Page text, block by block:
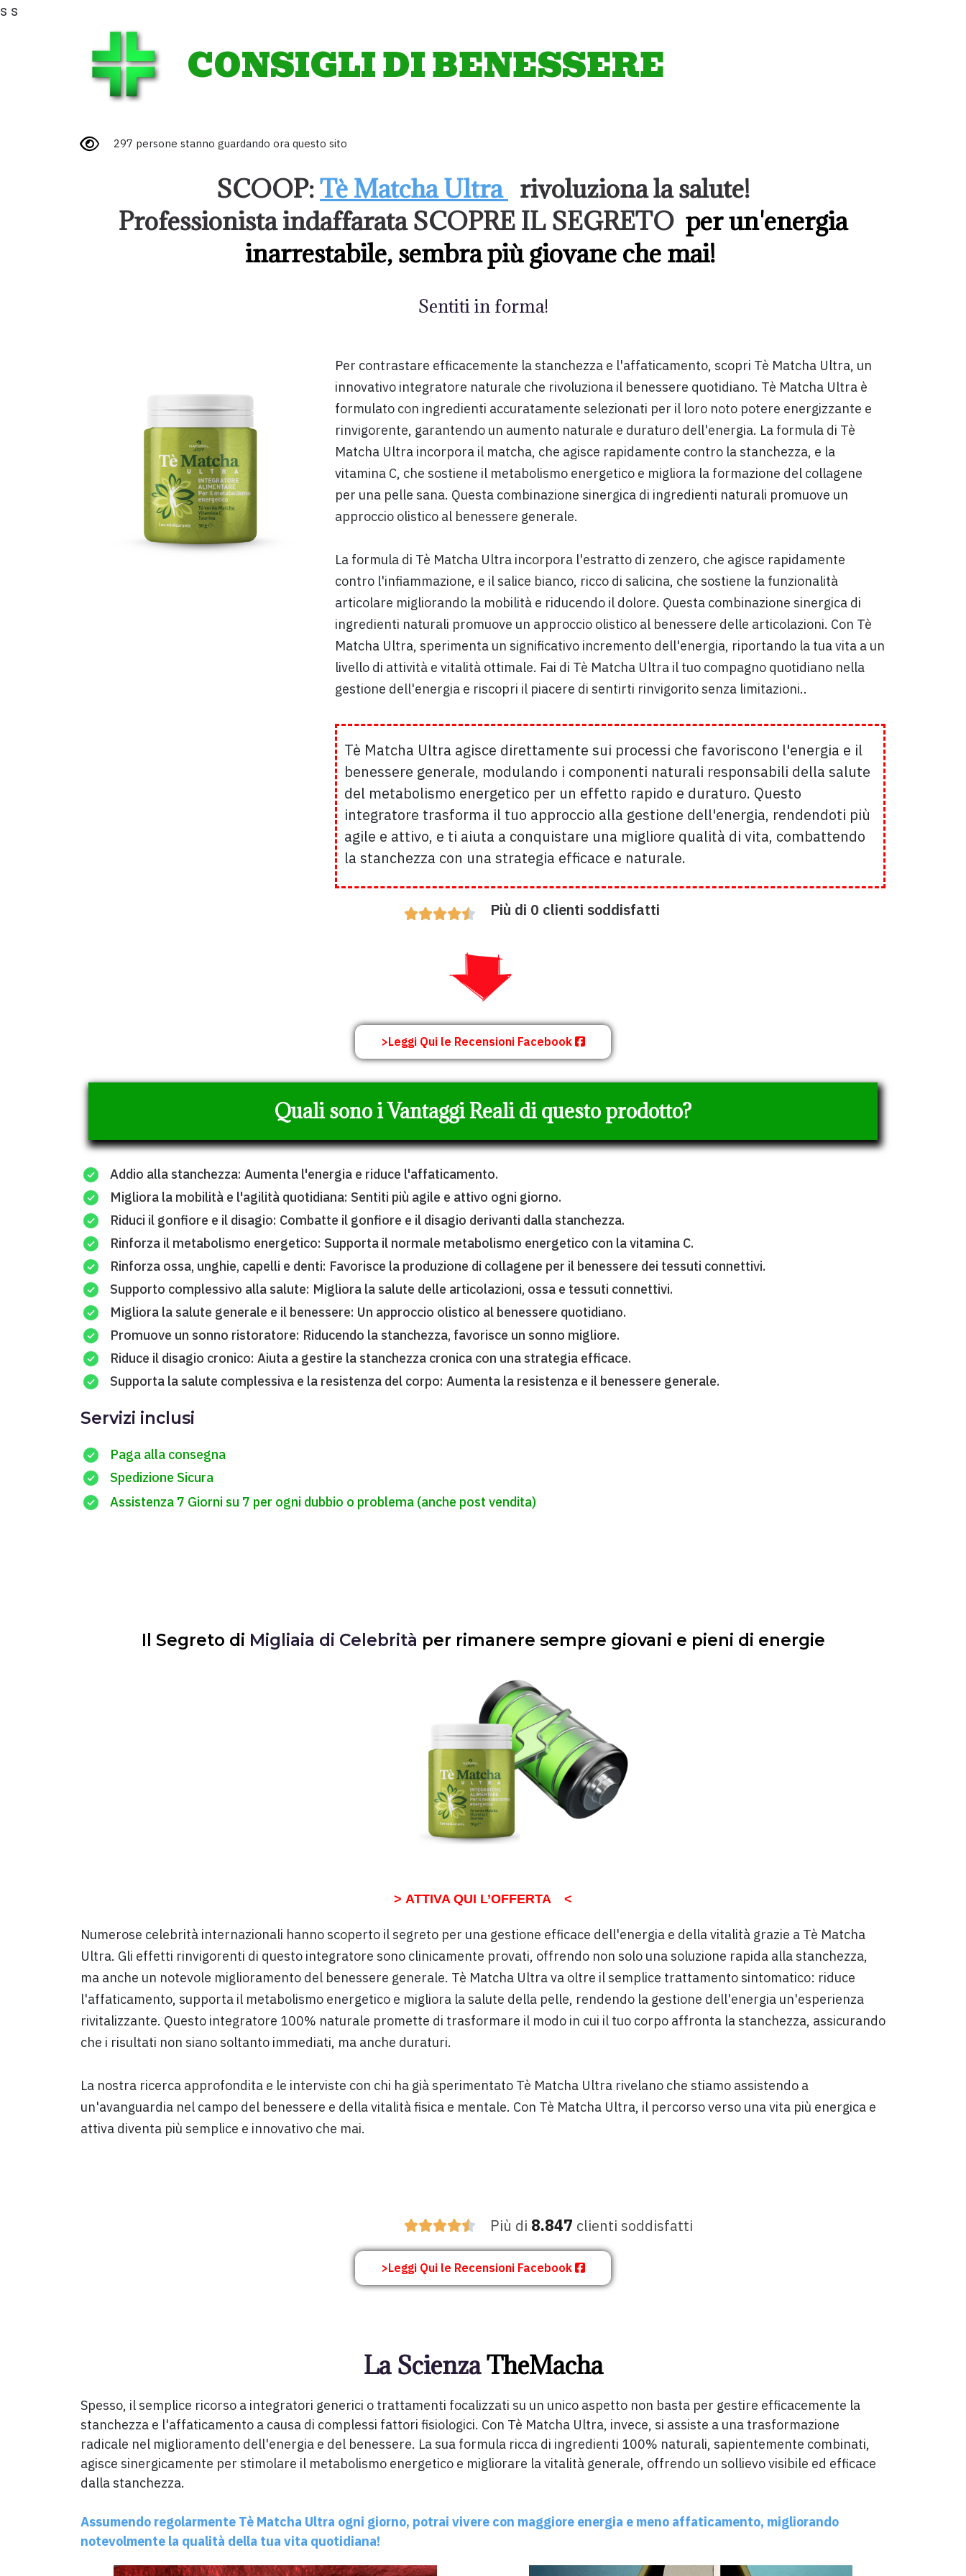
s s
CONSIGLI DI BENESSERE
297 persone stanno guardando ora questo sito
SCOOP:Tè Matcha Ultra rivoluziona la salute!
Professionista indaffarata SCOPRE IL SEGRETO per un'energia
inarrestabile, sembra più giovane che mai!
Sentiti in forma!
Per contrastare efficacemente la stanchezza e l'affaticamento, scopri Tè Matcha Ultra, un
innovativo integratore naturale che rivoluziona il benessere quotidiano. Tè Matcha Ultra è
formulato con ingredienti accuratamente selezionati per il loro noto potere energizzante e
rinvigorente, garantendo un aumento naturale e duraturo dell'energia. La formula di Tè
Matcha Ultra incorpora il matcha, che agisce rapidamente contro la stanchezza, e la
vitamina C, che sostiene il metabolismo energetico e migliora la formazione del collagene
per una pelle sana. Questa combinazione sinergica di ingredienti naturali promuove un
approccio olistico al benessere generale.
La formula di Tè Matcha Ultra incorpora l'estratto di zenzero, che agisce rapidamente
contro l'infiammazione, e il salice bianco, ricco di salicina, che sostiene la funzionalità
articolare migliorando la mobilità e riducendo il dolore. Questa combinazione sinergica di
ingredienti naturali promuove un approccio olistico al benessere delle articolazioni. Con Tè
Matcha Ultra, sperimenta un significativo incremento dell'energia, riportando la tua vita a un
livello di attività e vitalità ottimale. Fai di Tè Matcha Ultra il tuo compagno quotidiano nella
gestione dell'energia e riscopri il piacere di sentirti rinvigorito senza limitazioni..
Tè Matcha Ultra agisce direttamente sui processi che favoriscono l'energia e il
benessere generale, modulando i componenti naturali responsabili della salute
del metabolismo energetico per un effetto rapido e duraturo. Questo
integratore trasforma il tuo approccio alla gestione dell'energia, rendendoti più
agile e attivo, e ti aiuta a conquistare una migliore qualità di vita, combattendo
la stanchezza con una strategia efficace e naturale.
 Più di 0 clienti soddisfatti
>Leggi Qui le Recensioni Facebook
Quali sono i Vantaggi Reali di questo prodotto?
Addio alla stanchezza: Aumenta l'energia e riduce l'affaticamento.
Migliora la mobilità e l'agilità quotidiana: Sentiti più agile e attivo ogni giorno.
Riduci il gonfiore e il disagio: Combatte il gonfiore e il disagio derivanti dalla stanchezza.
Rinforza il metabolismo energetico: Supporta il normale metabolismo energetico con la vitamina C.
Rinforza ossa, unghie, capelli e denti: Favorisce la produzione di collagene per il benessere dei tessuti connettivi.
Supporto complessivo alla salute: Migliora la salute delle articolazioni, ossa e tessuti connettivi.
Migliora la salute generale e il benessere: Un approccio olistico al benessere quotidiano.
Promuove un sonno ristoratore: Riducendo la stanchezza, favorisce un sonno migliore.
Riduce il disagio cronico: Aiuta a gestire la stanchezza cronica con una strategia efficace.
Supporta la salute complessiva e la resistenza del corpo: Aumenta la resistenza e il benessere generale.
Servizi inclusi
Paga alla consegna
Spedizione Sicura
Assistenza 7 Giorni su 7 per ogni dubbio o problema (anche post vendita)
Il Segreto di Migliaia di Celebrità per rimanere sempre giovani e pieni di energie
> ATTIVA QUI L’OFFERTA <
Numerose celebrità internazionali hanno scoperto il segreto per una gestione efficace dell'energia e della vitalità grazie a Tè Matcha
Ultra. Gli effetti rinvigorenti di questo integratore sono clinicamente provati, offrendo non solo una soluzione rapida alla stanchezza,
ma anche un notevole miglioramento del benessere generale. Tè Matcha Ultra va oltre il semplice trattamento sintomatico: riduce
l'affaticamento, supporta il metabolismo energetico e migliora la salute della pelle, rendendo la gestione dell'energia un'esperienza
rivitalizzante. Questo integratore 100% naturale promette di trasformare il modo in cui il tuo corpo affronta la stanchezza, assicurando
che i risultati non siano soltanto immediati, ma anche duraturi.
La nostra ricerca approfondita e le interviste con chi ha già sperimentato Tè Matcha Ultra rivelano che stiamo assistendo a
un'avanguardia nel campo del benessere e della vitalità fisica e mentale. Con Tè Matcha Ultra, il percorso verso una vita più energica e
attiva diventa più semplice e innovativo che mai.
 Più di 8.847 clienti soddisfatti
>Leggi Qui le Recensioni Facebook
La ScienzaTheMacha
Spesso, il semplice ricorso a integratori generici o trattamenti focalizzati su un unico aspetto non basta per gestire efficacemente la
stanchezza e l'affaticamento a causa di complessi fattori fisiologici. Con Tè Matcha Ultra, invece, si assiste a una trasformazione
radicale nel miglioramento dell'energia e del benessere. La sua formula ricca di ingredienti 100% naturali, sapientemente combinati,
agisce sinergicamente per stimolare il metabolismo energetico e migliorare la vitalità generale, offrendo un sollievo visibile ed efficace
dalla stanchezza.
Assumendo regolarmente Tè Matcha Ultra ogni giorno, potrai vivere con maggiore energia e meno affaticamento, migliorando
notevolmente la qualità della tua vita quotidiana!